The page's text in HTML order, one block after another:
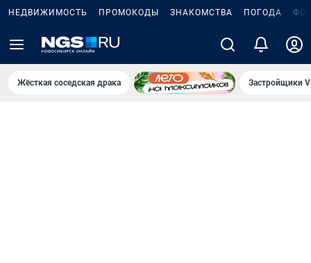
НЕДВИЖИМОСТЬ ПРОМОКОДЫ ЗНАКОМСТВА ПОГОДА
Жёсткая соседская драка Застройщики